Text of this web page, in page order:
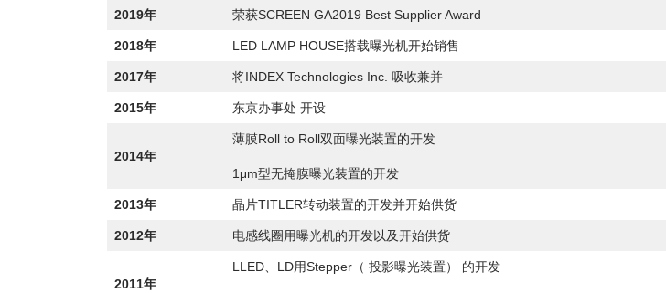
2019年 荣获SCREEN GA2019 Best Supplier Award
2018年 LED LAMP HOUSE搭载曝光机开始销售
2017年 将INDEX Technologies Inc. 吸收兼并
2015年 东京办事处 开设
2014年
薄膜Roll to Roll双面曝光装置的开发
1μm型无掩膜曝光装置的开发
2013年 晶片TITLER转动装置的开发并开始供货
2012年 电感线圈用曝光机的开发以及开始供货
2011年
LLED、LD用Stepper（ 投影曝光装置） 的开发